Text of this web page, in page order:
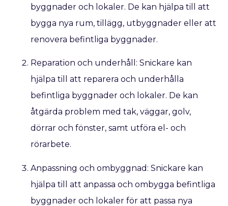
byggnader och lokaler. De kan hjälpa till att
bygga nya rum, tillägg, utbyggnader eller att
renovera befintliga byggnader.
Reparation och underhåll: Snickare kan
hjälpa till att reparera och underhålla
befintliga byggnader och lokaler. De kan
åtgärda problem med tak, väggar, golv,
dörrar och fönster, samt utföra el- och
rörarbete.
Anpassning och ombyggnad: Snickare kan
hjälpa till att anpassa och ombygga befintliga
byggnader och lokaler för att passa nya